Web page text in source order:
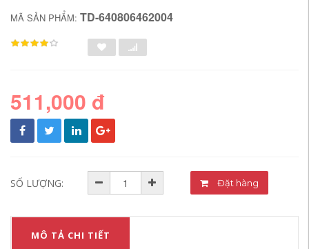
MÃ SẢN PHẨM: TD-640806462004
511,000 đ
SỐ LƯỢNG: Đặt hàng
MÔ TẢ CHI TIẾT